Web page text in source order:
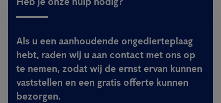
Als u een aanhoudende ongedierteplaag
hebt, raden wij u aan contact met ons op
te nemen, zodat wij de ernst ervan kunnen
vaststellen en een gratis offerte kunnen
bezorgen.